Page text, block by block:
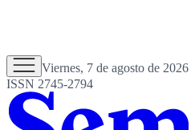
Viernes, 7 de agosto de 2026
ISSN 2745-2794